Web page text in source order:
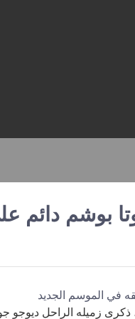
بوشم دائم
زميله الراحل ديوجو